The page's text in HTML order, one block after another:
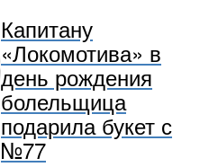
Капитану
«Локомотива» в
день рождения
болельщица
подарила букет с
№77